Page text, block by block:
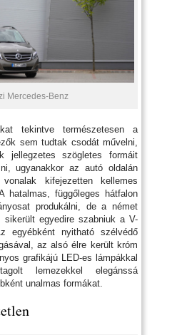
Mercedes-Benz
tekintve természetesen a
sem tudtak csodát művelni,
jellegzetes szögletes formáit
ugyanakkor az autó oldalán
kifejezetten kellemes
hatalmas, függőleges hátfalon
produkálni, de a német
egyedire szabniuk a V-
egyébként nyitható szélvédő
az alsó élre került króm
grafikájú LED-es lámpákkal
lemezekkel elegánssá
unalmas formákat.